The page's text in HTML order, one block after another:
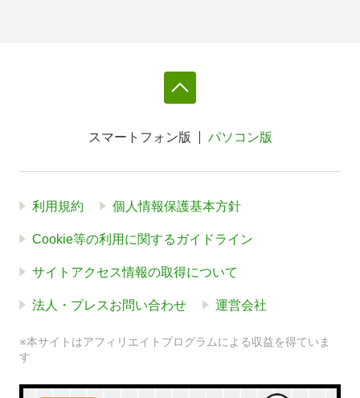
スマートフォン版 パソコン版
利用規約 個人情報保護基本方針
Cookie等の利用に関するガイドライン
サイトアクセス情報の取得について
法人・プレスお問い合わせ 運営会社
※本サイトはアフィリエイトプログラムによる収益を得ていま
す